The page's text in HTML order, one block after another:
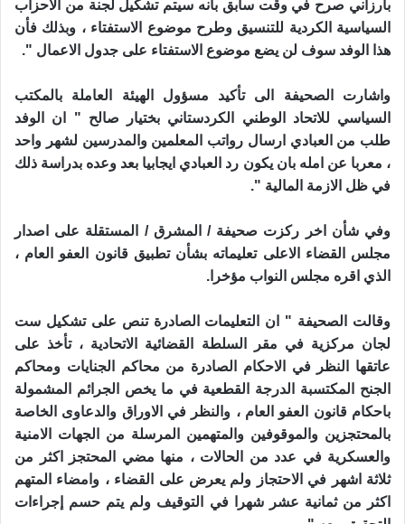
بارزاني صرح في وقت سابق بأنه سيتم تشكيل لجنة من الاحزاب
السياسية الكردية للتنسيق وطرح موضوع الاستفتاء ، وبذلك فأن
هذا الوفد سوف لن يضع موضوع الاستفتاء على جدول الاعمال ".
واشارت الصحيفة الى تأكيد مسؤول الهيئة العاملة بالمكتب
السياسي للاتحاد الوطني الكردستاني بختيار صالح " ان الوفد
طلب من العبادي ارسال رواتب المعلمين والمدرسين لشهر واحد
، معربا عن امله بان يكون رد العبادي ايجابيا بعد وعده بدراسة ذلك
في ظل الازمة المالية ".
وفي شأن اخر ركزت صحيفة / المشرق / المستقلة على اصدار
مجلس القضاء الاعلى تعليماته بشأن تطبيق قانون العفو العام ،
الذي اقره مجلس النواب مؤخرا.
وقالت الصحيفة " ان التعليمات الصادرة تنص على تشكيل ست
لجان مركزية في مقر السلطة القضائية الاتحادية ، تأخذ على
عاتقها النظر في الاحكام الصادرة من محاكم الجنايات ومحاكم
الجنح المكتسبة الدرجة القطعية في ما يخص الجرائم المشمولة
باحكام قانون العفو العام ، والنظر في الاوراق والدعاوى الخاصة
بالمحتجزين والموقوفين والمتهمين المرسلة من الجهات الامنية
والعسكرية في عدد من الحالات ، منها مضي المحتجز اكثر من
ثلاثة اشهر في الاحتجاز ولم يعرض على القضاء ، وامضاء المتهم
اكثر من ثمانية عشر شهرا في التوقيف ولم يتم حسم إجراءات